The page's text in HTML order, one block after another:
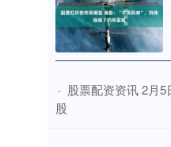
· 股票配资资讯 2月
股